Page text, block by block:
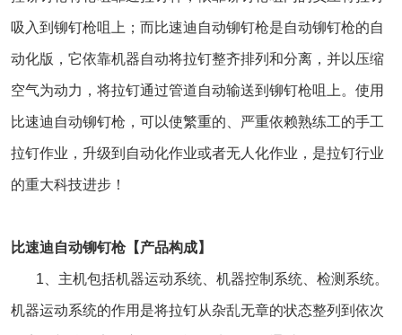
吸入到铆钉枪咀上；而比速迪自动铆钉枪是自动铆钉枪的自
动化版，它依靠机器自动将拉钉整齐排列和分离，并以压缩
空气为动力，将拉钉通过管道自动输送到铆钉枪咀上。使用
比速迪自动铆钉枪，可以使繁重的、严重依赖熟练工的手工
拉钉作业，升级到自动化作业或者无人化作业，是拉钉行业
的重大科技进步！
比速迪自动铆钉枪【产品构成】
1、主机包括机器运动系统、机器控制系统、检测系统。
机器运动系统的作用是将拉钉从杂乱无章的状态整列到依次